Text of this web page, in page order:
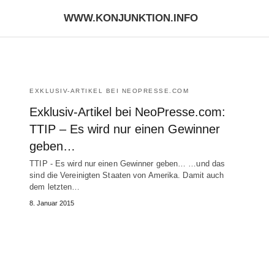
WWW.KONJUNKTION.INFO
EXKLUSIV-ARTIKEL BEI NEOPRESSE.COM
Exklusiv-Artikel bei NeoPresse.com:
TTIP – Es wird nur einen Gewinner
geben…
TTIP - Es wird nur einen Gewinner geben… …und das
sind die Vereinigten Staaten von Amerika. Damit auch
dem letzten…
8. Januar 2015